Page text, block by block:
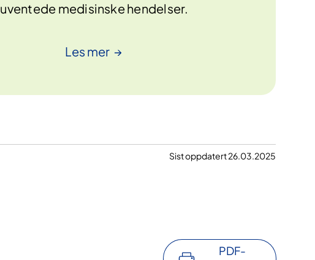
uventede medisinske hendelser.
Les mer
Sist oppdatert 26.03.2025
PDF-